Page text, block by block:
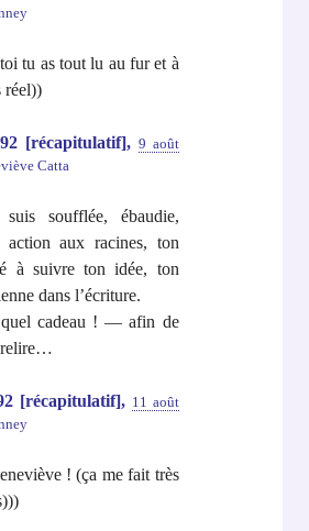
tu as tout lu au fur et à
réel))
[récapitulatif], 9 août
Catta
soufflée, ébaudie,
aux racines, ton
à suivre ton idée, ton
dans l’écriture.
cadeau ! — afin de
[récapitulatif], 11 août
! (ça me fait très